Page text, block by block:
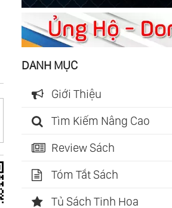
DANH MỤC
Giới Thiệu
Tìm Kiếm Nâng Cao
Review Sách
Tóm Tắt Sách
Tủ Sách Tinh Hoa